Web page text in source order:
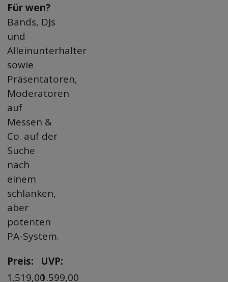
Für wen?
Bands, DJs
und
Alleinunterhalter
sowie
Präsentatoren,
Moderatoren
auf
Messen &
Co. auf der
Suche
nach
einem
schlanken,
aber
potenten
PA-System.
Preis:
1.519,00
UVP:
1.599,00